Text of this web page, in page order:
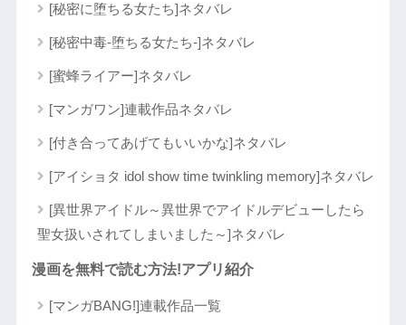
[秘密に堕ちる女たち]ネタバレ
[秘密中毒-堕ちる女たち-]ネタバレ
[蜜蜂ライアー]ネタバレ
[マンガワン]連載作品ネタバレ
[付き合ってあげてもいいかな]ネタバレ
[アイショタ idol show time twinkling memory]ネタバレ
[異世界アイドル～異世界でアイドルデビューしたら
聖女扱いされてしまいました～]ネタバレ
漫画を無料で読む方法!アプリ紹介
[マンガBANG!]連載作品一覧